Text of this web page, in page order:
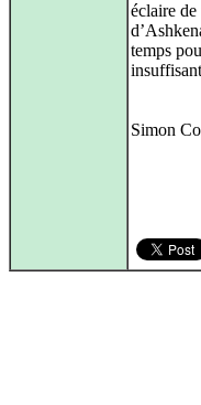
éclaire
temps
Simon